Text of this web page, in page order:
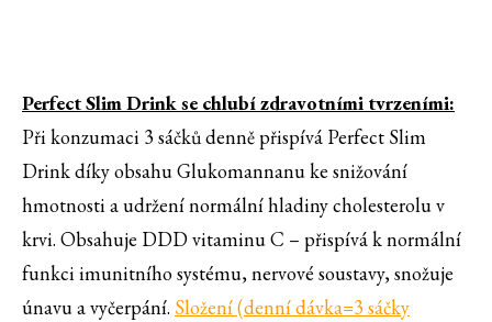
Perfect Slim Drink se chlubí zdravotními tvrzeními:
Při konzumaci 3 sáčků denně přispívá Perfect Slim
Drink díky obsahu Glukomannanu ke snižování
hmotnosti a udržení normální hladiny cholesterolu v
krvi. Obsahuje DDD vitaminu C – přispívá k normální
funkci imunitního systému, nervové soustavy, snožuje
únavu a vyčerpání. Složení (denní dávka=3 sáčky